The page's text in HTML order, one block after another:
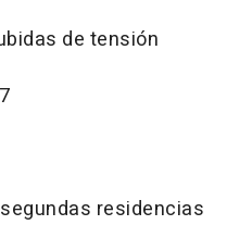
de tensión
residencias